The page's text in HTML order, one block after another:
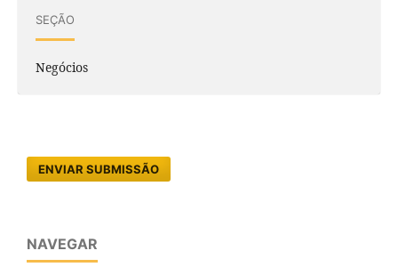
SEÇÃO
Negócios
ENVIAR SUBMISSÃO
NAVEGAR